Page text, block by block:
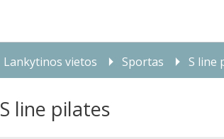
Lankytinos vietos Sportas
S line
S line pilates